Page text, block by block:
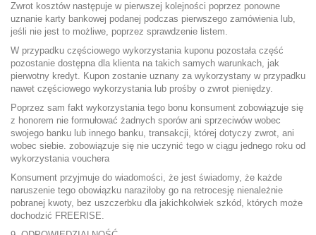
Zwrot kosztów następuje w pierwszej kolejności poprzez ponowne
uznanie karty bankowej podanej podczas pierwszego zamówienia lub,
jeśli nie jest to możliwe, poprzez sprawdzenie listem.
W przypadku częściowego wykorzystania kuponu pozostała część
pozostanie dostępna dla klienta na takich samych warunkach, jak
pierwotny kredyt. Kupon zostanie uznany za wykorzystany w przypadku
nawet częściowego wykorzystania lub prośby o zwrot pieniędzy.
Poprzez sam fakt wykorzystania tego bonu konsument zobowiązuje się
z honorem nie formułować żadnych sporów ani sprzeciwów wobec
swojego banku lub innego banku, transakcji, której dotyczy zwrot, ani
wobec siebie. zobowiązuje się nie uczynić tego w ciągu jednego roku od
wykorzystania vouchera
Konsument przyjmuje do wiadomości, że jest świadomy, że każde
naruszenie tego obowiązku naraziłoby go na retrocesję nienależnie
pobranej kwoty, bez uszczerbku dla jakichkolwiek szkód, których może
dochodzić FREERISE.